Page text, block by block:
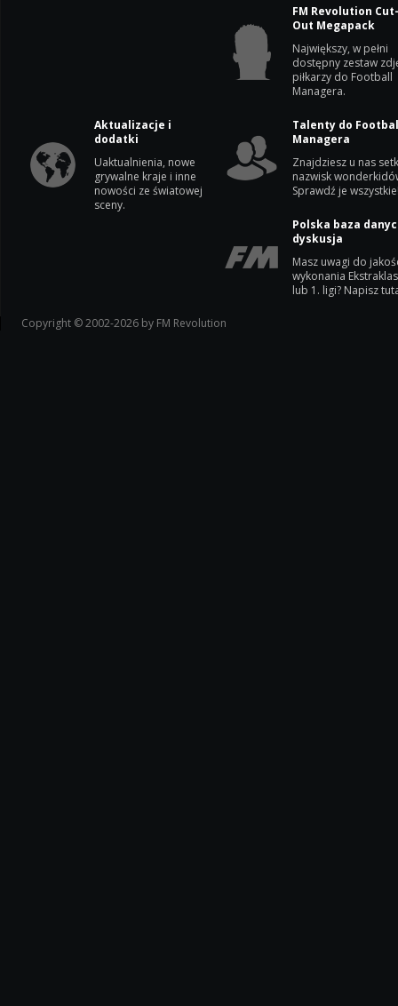
FM Revolution
Out Megapack
Największy, w pełni
dostępny zestaw
piłkarzy do Football
Managera.
Aktualizacje i
dodatki
Uaktualnienia, nowe
grywalne kraje i inne
nowości ze światowej
sceny.
Talenty do
Managera
Znajdziesz u nas
nazwisk
Sprawdź je
Polska baza
dyskusja
Masz uwagi do
wykonania
lub 1. ligi? Napisz
Copyright © 2002-2026 by FM Revolution